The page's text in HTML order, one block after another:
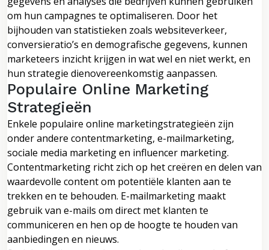
om hun campagnes te optimaliseren. Door het
bijhouden van statistieken zoals websiteverkeer,
conversieratio’s en demografische gegevens, kunnen
marketeers inzicht krijgen in wat wel en niet werkt, en
hun strategie dienovereenkomstig aanpassen.
Populaire Online Marketing
Strategieën
Enkele populaire online marketingstrategieën zijn
onder andere contentmarketing, e-mailmarketing,
sociale media marketing en influencer marketing.
Contentmarketing richt zich op het creëren en delen van
waardevolle content om potentiële klanten aan te
trekken en te behouden. E-mailmarketing maakt
gebruik van e-mails om direct met klanten te
communiceren en hen op de hoogte te houden van
aanbiedingen en nieuws.